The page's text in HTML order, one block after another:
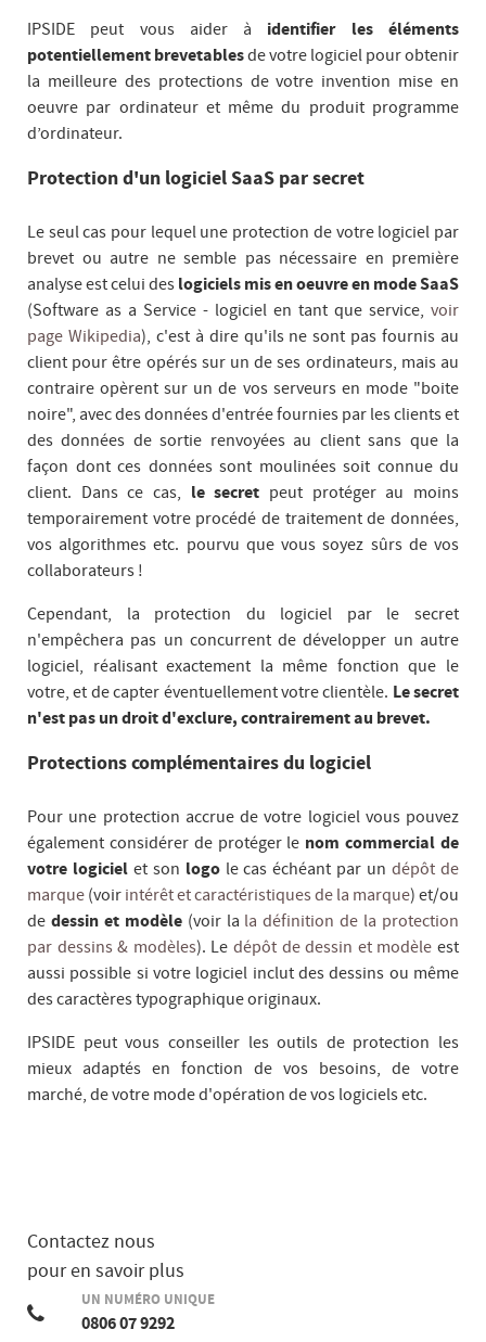
IPSIDE peut vous aider à identifier les éléments
potentiellement brevetablesde votre logiciel pour obtenir
la meilleure des protections de votre invention mise en
oeuvre par ordinateur et même du produit programme
d’ordinateur.
Protection d'un logiciel SaaS par secret
Le seul cas pour lequel une protection de votre logiciel par
brevet ou autre ne semble pas nécessaire en première
analyse est celui des logiciels mis en oeuvre en mode SaaS
(Software as a Service - logiciel en tant que service, voir
page Wikipedia), c'est à dire qu'ils ne sont pas fournis au
client pour être opérés sur un de ses ordinateurs, mais au
contraire opèrent sur un de vos serveurs en mode "boite
noire", avec des données d'entrée fournies par les clients et
des données de sortie renvoyées au client sans que la
façon dont ces données sont moulinées soit connue du
client. Dans ce cas, le secret peut protéger au moins
temporairement votre procédé de traitement de données,
vos algorithmes etc. pourvu que vous soyez sûrs de vos
collaborateurs !
Cependant, la protection du logiciel par le secret
n'empêchera pas un concurrent de développer un autre
logiciel, réalisant exactement la même fonction que le
votre, et de capter éventuellement votre clientèle. Le secret
n'est pas un droit d'exclure, contrairement au brevet.
Protections complémentaires du logiciel
Pour une protection accrue de votre logiciel vous pouvez
également considérer de protéger le nom commercial de
votre logicielet son logole cas échéant par undépôt de
marque (voir intérêt et caractéristiques de la marque) et/ou
de dessin et modèle(voir la la définition de la protection
par dessins & modèles). Ledépôt de dessin et modèle est
aussi possible si votre logiciel inclut des dessins ou même
des caractères typographique originaux.
IPSIDE peut vous conseiller les outils de protection les
mieux adaptés en fonction de vos besoins, de votre
marché, de votre mode d'opération de vos logiciels etc.
Contactez nous
pour en savoir plus
UN NUMÉRO UNIQUE
0806 07 9292